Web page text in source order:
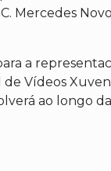
Mercedes
a
Vídeos
ao longo